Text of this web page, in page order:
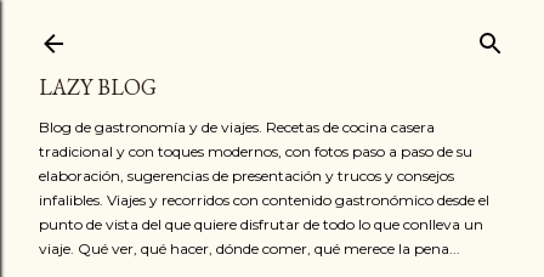
LAZY BLOG
Blog de gastronomía y de viajes. Recetas de cocina casera
tradicional y con toques modernos, con fotos paso a paso de su
elaboración, sugerencias de presentación y trucos y consejos
infalibles. Viajes y recorridos con contenido gastronómico desde el
punto de vista del que quiere disfrutar de todo lo que conlleva un
viaje. Qué ver, qué hacer, dónde comer, qué merece la pena...